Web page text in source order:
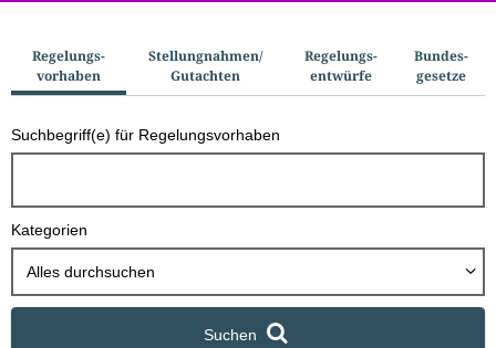
u
c
h
o
Regelungs­
vorhaben
Stellungnahmen/​
Gutachten
Regelungs­
entwürfe
Bundes­
gesetze
Suchbegriff(e) für Regelungsvorhaben
Kategorien
Alles durchsuchen
Suchen